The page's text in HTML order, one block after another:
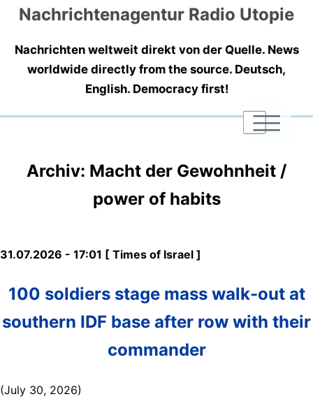
Nachrichtenagentur Radio Utopie
Nachrichten weltweit direkt von der Quelle. News
worldwide directly from the source. Deutsch,
English. Democracy first!
|
|
|
Archiv: Macht der Gewohnheit /
power of habits
31.07.2026 - 17:01 [ Times of Israel ]
100 soldiers stage mass walk-out at
southern IDF base after row with their
commander
(July 30, 2026)